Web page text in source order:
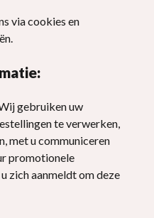
via cookies en
gebruiken uw
te verwerken,
met u communiceren
promotionele
zich aanmeldt om deze